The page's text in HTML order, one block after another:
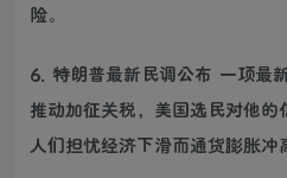
险。
6. 特朗普最新民调公布 一项最
推动加征关税，美国选民对他的
人们担忧经济下滑而通货膨胀冲